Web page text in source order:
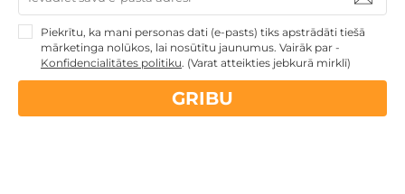
Dāvanas Mātes dienā
Dāvanas VIŅAI
Dāvanas VIŅAM
Atpūta Latvijā
Nekādasapkalpošanas un administrācijasmaksas
Piekrītu, ka mani personas dati (e-pasts) tiks apstrādāti tiešā
mārketinga nolūkos, lai nosūtītu jaunumus. Vairāk par -
Konfidencialitātes politiku. (Varat atteikties jebkurā mirklī)
GRIBU